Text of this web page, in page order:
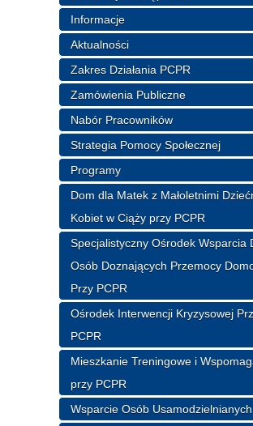
Informacje
Aktualności
Zakres Działania PCPR
Zamówienia Publiczne
Nabór Pracowników
Strategia Pomocy Społecznej
Programy
Dom dla Matek z Małoletnimi
Kobiet w Ciąży przy PCPR
Specjalistyczny Ośrodek Wsparcia
Osób Doznających Przemocy
Przy PCPR
Ośrodek Interwencji Kryzysowej
PCPR
Mieszkanie Treningowe i
przy PCPR
Wsparcie Osób Usamodzielnianych